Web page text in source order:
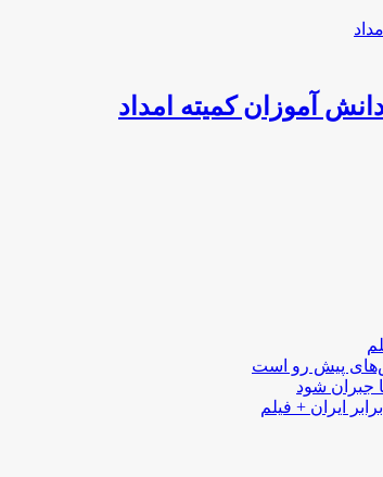
آموزان کمیته امداد
پیش رو است
جبران شود
ایران + فیلم